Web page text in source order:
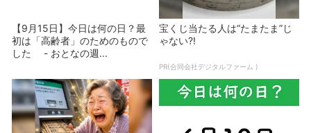
【9月15日】今日は何の日？最
初は「高齢者」のためのもので
した - おとなの週...
宝くじ当たる人は“たまたま”じ
ゃない?!
PR(合同会社デジタルファーム )